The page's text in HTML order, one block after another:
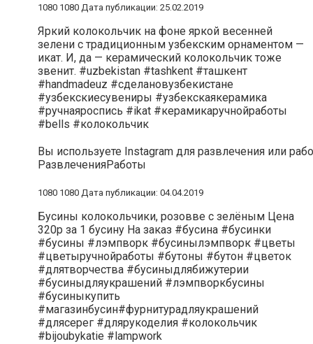
1080 1080 Дата публикации: 25.02.2019
Яркий колокольчик на фоне яркой весенней
зелени с традиционным узбекским орнаментом —
икат. И, да — керамический колокольчик тоже
звенит. #uzbekistan #tashkent #ташкент
#handmadeuz #сделановузбекистане
#узбекскиесувениры #узбекскаякерамика
#ручнаяроспись #ikat #керамикаручнойработы
#bells #колокольчик
Вы используете Instagram для развлечения или
РазвлеченияРаботы
1080 1080 Дата публикации: 04.04.2019
Бусины колокольчики, розовве с зелёным Цена
320р за 1 бусину На заказ #бусина #бусинки
#бусины #лэмпворк #бусинылэмпворк #цветы
#цветыручнойработы #бутоны #бутон #цветок
#длятворчества #бусиныдлябижутерии
#бусиныдляукрашений #лэмпворкбусины
#бусиныкупить
#магазинбусин#фурнитурадляукрашений
#длясерег #длярукоделия #колокольчик
#bijoubykatie #lampwork